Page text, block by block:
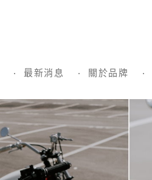
最新消息 關於品牌